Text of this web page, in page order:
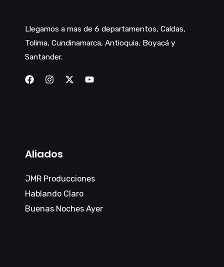
Llegamos a mas de 6 departamentos, Caldas,
Tolima, Cundinamarca, Antioquia, Boyacá y
Santander.
Aliados
JMR Producciones
Hablando Claro
Buenas Noches Ayer